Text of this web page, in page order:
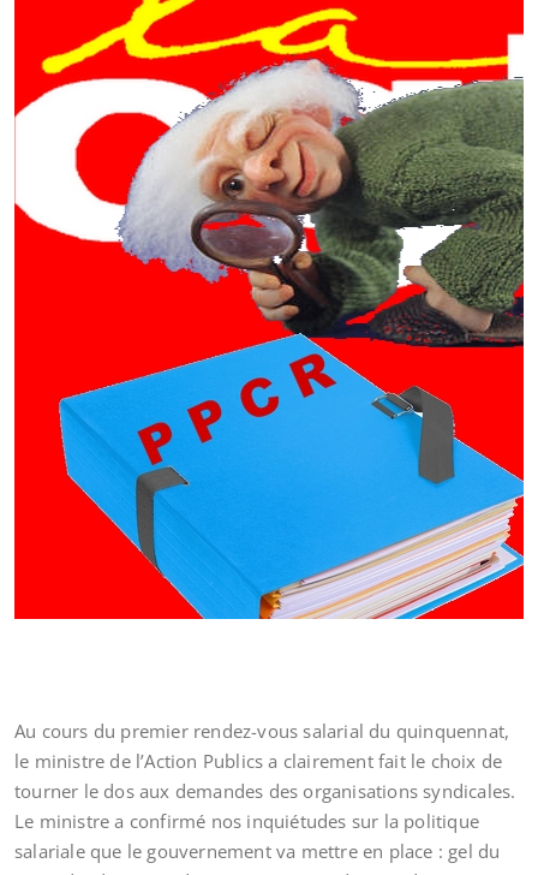
Au cours du premier rendez-vous salarial du quinquennat,
le ministre de l’Action Publics a clairement fait le choix de
tourner le dos aux demandes des organisations syndicales.
Le ministre a confirmé nos inquiétudes sur la politique
salariale que le gouvernement va mettre en place : gel du